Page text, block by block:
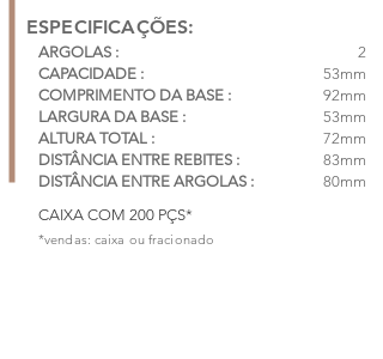
ESPECIFICAÇÕES:
ARGOLAS :
CAPACIDADE :
COMPRIMENTO DA BASE :
LARGURA DA BASE :
ALTURA TOTAL :
DISTÂNCIA ENTRE REBITES :
DISTÂNCIA ENTRE ARGOLAS :
2
53mm
92mm
53mm
72mm
83mm
80mm
CAIXA COM 200 PÇS*
*vendas: caixa ou fracionado